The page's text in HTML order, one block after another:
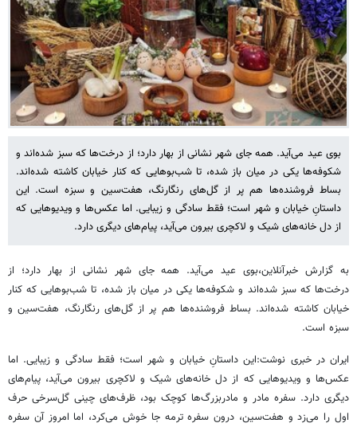
بوی عید می‌آید. همه جای شهر نشانی از بهار دارد؛ از درخت‌ها که سبز شده‌اند و
شکوفه‌ها یکی در میان باز شده، تا شب‌بوهایی که کنار خیابان کاشته شده‌اند.
بساط فروشنده‌ها هم پر از گل‌های رنگارنگ، هفت‌سین و سبزه است. این
داستانِ خیابان و شهر است؛ فقط سادگی و زیبایی. اما عکس‌ها و ویدیوهایی که
از دل خانه‌های شیک و لاکچری بیرون می‌آید، پیام‌های دیگری دارد.
به گزارش خبرآنلاین،بوی عید می‌آید. همه جای شهر نشانی از بهار دارد؛ از
درخت‌ها که سبز شده‌اند و شکوفه‌ها یکی در میان باز شده، تا شب‌بوهایی که کنار
خیابان کاشته شده‌اند. بساط فروشنده‌ها هم پر از گل‌های رنگارنگ، هفت‌سین و
سبزه است.
ایران در خبری نوشت:این داستانِ خیابان و شهر است؛ فقط سادگی و زیبایی. اما
عکس‌ها و ویدیوهایی که از دل خانه‌های شیک و لاکچری بیرون می‌آید، پیام‌های
دیگری دارد. سفره مادر و مادربزرگ‌ها کوچک بود، ظرف‌های چینی گل‌سرخی حرف
اول را می‌زد و هفت‌سین، درون سفره ترمه جا خوش می‌کرد، اما امروز آن سفره